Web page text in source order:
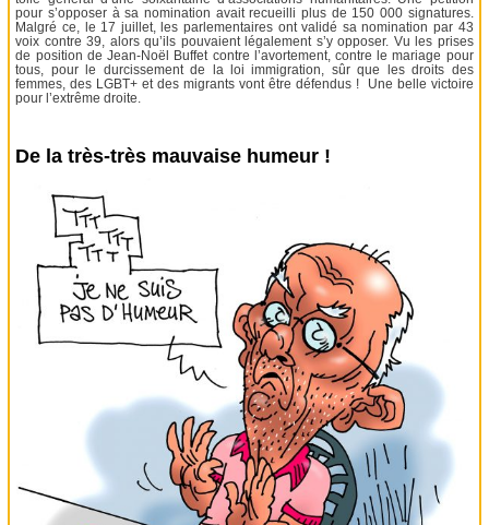
pour s’opposer à sa nomination avait recueilli plus de 150 000 signatures.
Malgré ce, le 17 juillet, les parlementaires ont validé sa nomination par 43
voix contre 39, alors qu’ils pouvaient légalement s’y opposer. Vu les prises
de position de Jean-Noël Buffet contre l’avortement, contre le mariage pour
tous, pour le durcissement de la loi immigration, sûr que les droits des
femmes, des LGBT+ et des migrants vont être défendus ! Une belle victoire
pour l’extrême droite.
De la très-très mauvaise humeur !